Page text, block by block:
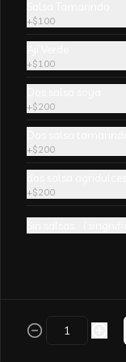
+$100
+$100
+$200
+$200
+$200